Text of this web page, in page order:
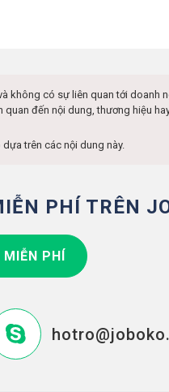
không có sự liên quan tới doanh
đến nội dung, thương hiệu
trên các nội dung này.
PHÍ TRÊN
PHÍ